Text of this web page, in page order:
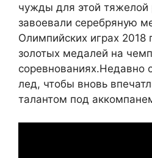
чужды для этой тяжелой
завоевали серебряную
Олимпийских играх 2018
золотых медалей на
соревнованиях.Недавно
лед, чтобы вновь
талантом под